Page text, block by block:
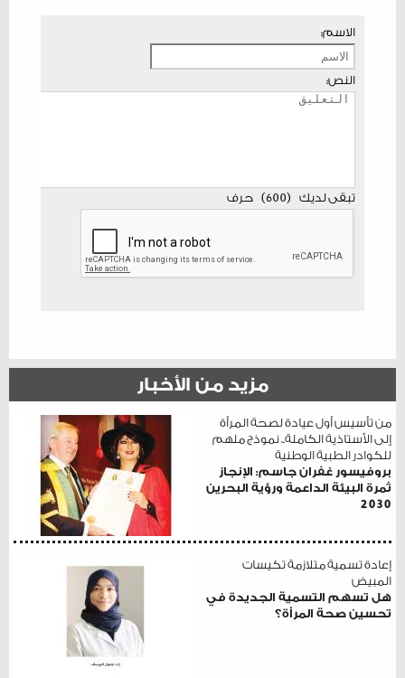
الاسم:
النص:
تبقى لديك (
600
) حرف
مزيد من الأخبار
من تأسيس أول عيادة لصحة المرأة
إلى الأستاذية الكاملة.. نموذج ملهم
للكوادر الطبية الوطنية
بروفيسور غفران جاسم: الإنجاز
ثمرة البيئة الداعمة ورؤية البحرين
2030
إعادة تسمية متلازمة تكيسات
المبيض
هل تسهم التسمية الجديدة في
تحسين صحة المرأة؟